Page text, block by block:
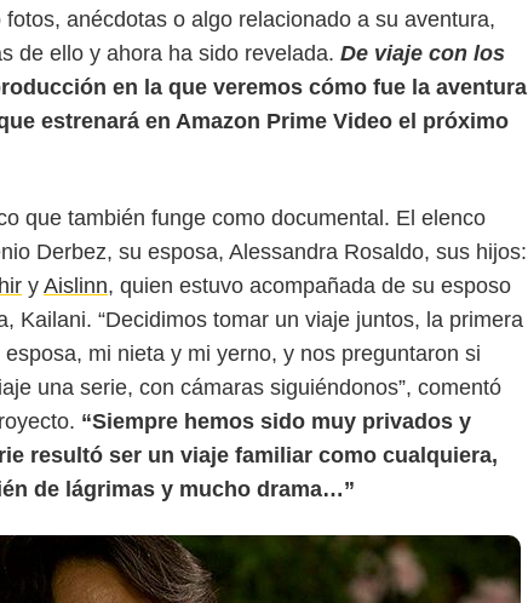
anécdotas o algo relacionado a su aventura,
de ello y ahora ha sido revelada. De viaje con los
en la que veremos cómo fue la aventura
estrenará en Amazon Prime Video el próximo
que también funge como documental. El elenco
Derbez, su esposa, Alessandra Rosaldo, sus hijos:
y Aislinn, quien estuvo acompañada de su esposo
Kailani. “Decidimos tomar un viaje juntos, la primera
mi nieta y mi yerno, y nos preguntaron si
una serie, con cámaras siguiéndonos”, comentó
“Siempre hemos sido muy privados y
resultó ser un viaje familiar como cualquiera,
de lágrimas y mucho drama…”